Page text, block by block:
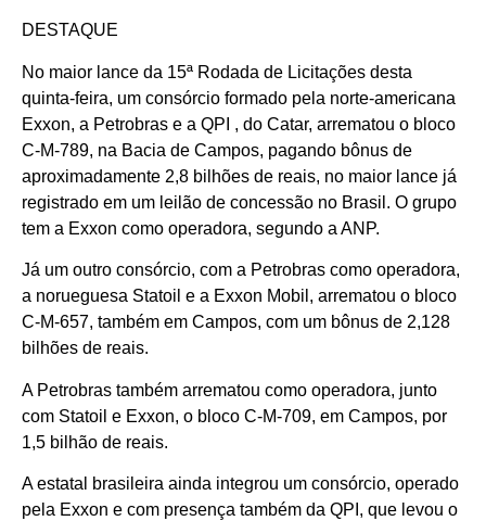
DESTAQUE
No maior lance da 15ª Rodada de Licitações desta
quinta-feira, um consórcio formado pela norte-americana
Exxon, a Petrobras e a QPI , do Catar, arrematou o bloco
C-M-789, na Bacia de Campos, pagando bônus de
aproximadamente 2,8 bilhões de reais, no maior lance já
registrado em um leilão de concessão no Brasil. O grupo
tem a Exxon como operadora, segundo a ANP.
Já um outro consórcio, com a Petrobras como operadora,
a norueguesa Statoil e a Exxon Mobil, arrematou o bloco
C-M-657, também em Campos, com um bônus de 2,128
bilhões de reais.
A Petrobras também arrematou como operadora, junto
com Statoil e Exxon, o bloco C-M-709, em Campos, por
1,5 bilhão de reais.
A estatal brasileira ainda integrou um consórcio, operado
pela Exxon e com presença também da QPI, que levou o